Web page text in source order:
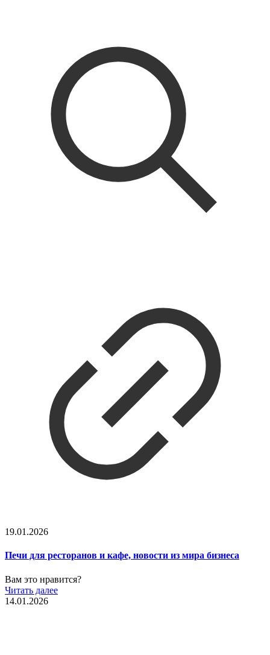
19.01.2026
Печи для ресторанов и кафе, новости из мира бизнеса
Вам это нравится?
Читать далее
14.01.2026